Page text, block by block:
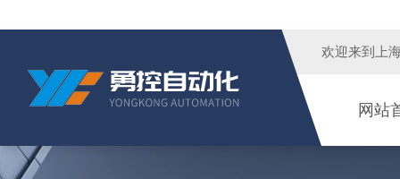
欢迎来到 上
网站